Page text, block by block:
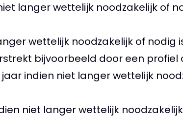
langer wettelijk noodzakelijk of
wettelijk noodzakelijk of nodig
bijvoorbeeld door een profiel
indien niet langer wettelijk
niet langer wettelijk